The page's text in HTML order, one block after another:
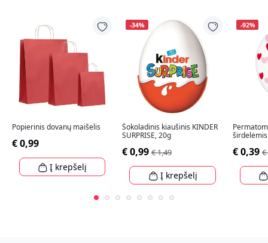
Popierinis dovanų maišelis
€ 0,99
Į krepšelį
-34%
Šokoladinis kiaušinis KINDER
SURPRISE, 20g
€ 0,99 € 1,49
Į krepšelį
-92%
€ 0,39 €